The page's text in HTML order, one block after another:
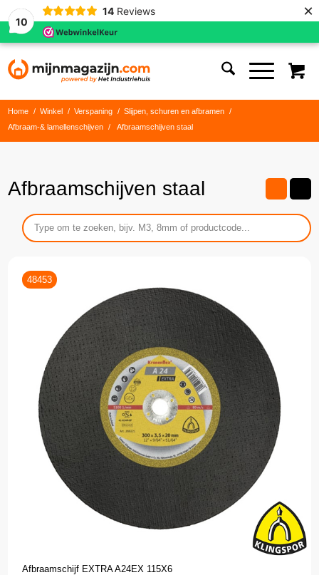
10
14 Reviews ×
Home / Winkel / Verspaning / Slijpen, schuren en afbramen
/
Afbraam-& lamellenschijven
/ Afbraamschijven staal
Afbraamschijven staal
48453
Afbraamschijf EXTRA A24EX 115X6